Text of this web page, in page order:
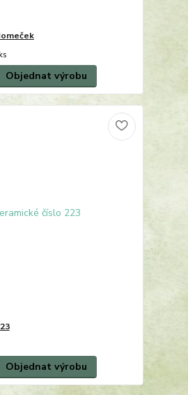
Objednat výrobu
Objednat výrobu